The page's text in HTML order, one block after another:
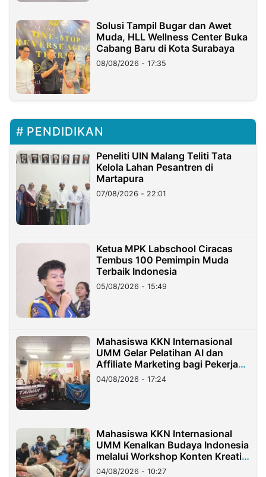
Solusi Tampil Bugar dan Awet
Muda, HLL Wellness Center Buka
Cabang Baru di Kota Surabaya
08/08/2026 - 17:35
PENDIDIKAN
Peneliti UIN Malang Teliti Tata
Kelola Lahan Pesantren di
Martapura
07/08/2026 - 22:01
Ketua MPK Labschool Ciracas
Tembus 100 Pemimpin Muda
Terbaik Indonesia
05/08/2026 - 15:49
Mahasiswa KKN Internasional
UMM Gelar Pelatihan AI dan
Affiliate Marketing bagi Pekerja
Migran Indonesia di Taiwan
04/08/2026 - 17:24
Mahasiswa KKN Internasional
UMM Kenalkan Budaya Indonesia
melalui Workshop Konten Kreatif
di Taiwan
04/08/2026 - 10:27